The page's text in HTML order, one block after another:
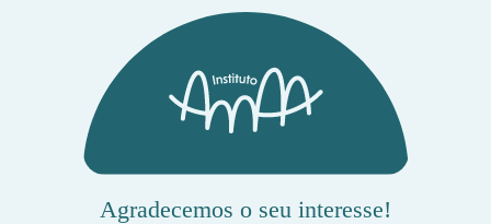
Agradecemos o seu interesse!